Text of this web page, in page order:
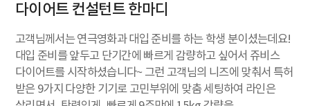
다이어트 컨설턴트 한마디
고객님께서는 연극영화과 대입 준비를 하는 학생 분이셨는데요!
대입 준비를 앞두고 단기간에 빠르게 감량하고 싶어서 쥬비스
다이어트를 시작하셨습니다~ 그런 고객님의 니즈에 맞춰서 특허
받은 9가지 다양한 기기로 고민부위에 맞춤 세팅하여 라인은